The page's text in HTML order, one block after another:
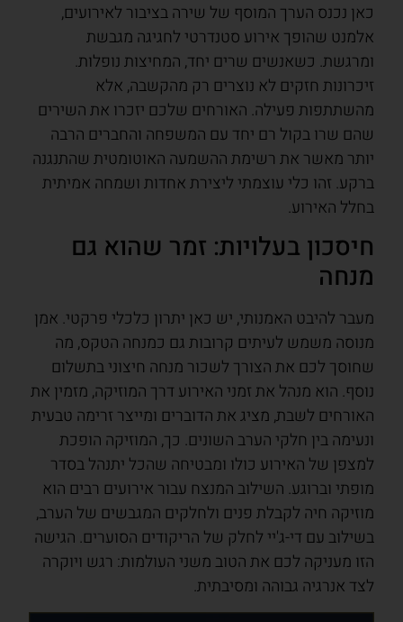
כאן נכנס הערך המוסף של שירה בציבור לאירועים,
אלמנט שהופך אירוע סטנדרטי לחגיגה מגבשת
ומרגשת. כשאנשים שרים יחד, המחיצות נופלות.
זיכרונות חזקים לא נוצרים רק מהקשבה, אלא
מהשתתפות פעילה. האורחים שלכם יזכרו את השירים
שהם שרו בקול רם יחד עם המשפחה והחברים הרבה
יותר מאשר את רשימת ההשמעה האוטומטית שהתנגנה
ברקע. זהו כלי עוצמתי ליצירת אחדות ושמחה אמיתית
בחלל האירוע.
חיסכון בעלויות: זמר שהוא גם
מנחה
מעבר להיבט האמנותי, יש כאן יתרון כלכלי פרקטי. אמן
מנוסה משמש לעיתים קרובות גם כמנחה הטקס, מה
שחוסך לכם את הצורך לשכור מנחה חיצוני בתשלום
נוסף. הוא מנהל את זמני האירוע דרך המוזיקה, מזמין את
האורחים לשבת, מציג את הדוברים ומייצר זרימה טבעית
ונעימה בין חלקי הערב השונים. כך, המוזיקה הופכת
למצפן של האירוע כולו ומבטיחה שהכל יתנהל בסדר
מופתי וברוגע. השילוב המנצח עבור אירועים רבים הוא
מוזיקה חיה לקבלת פנים ולחלקים המגבשים של הערב,
בשילוב עם די-ג'יי לחלק של הריקודים הסוערים. הגישה
הזו מעניקה לכם את הטוב משני העולמות: רגש ויוקרה
לצד אנרגיה גבוהה ומסיבתית.